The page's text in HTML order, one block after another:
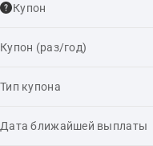
Купон
Купон (раз/год)
Тип купона
Дата ближайшей выплаты